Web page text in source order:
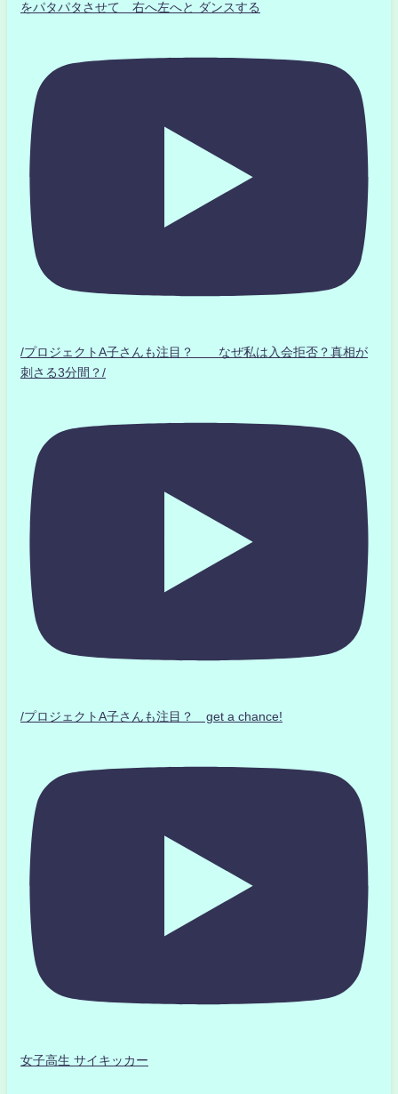
をパタパタさせて 右へ左へと ダンスする
/プロジェクトA子さんも注目？ なぜ私は入会拒否？真相が
刺さる3分間？/
/プロジェクトA子さんも注目？ get a chance!
女子高生 サイキッカー